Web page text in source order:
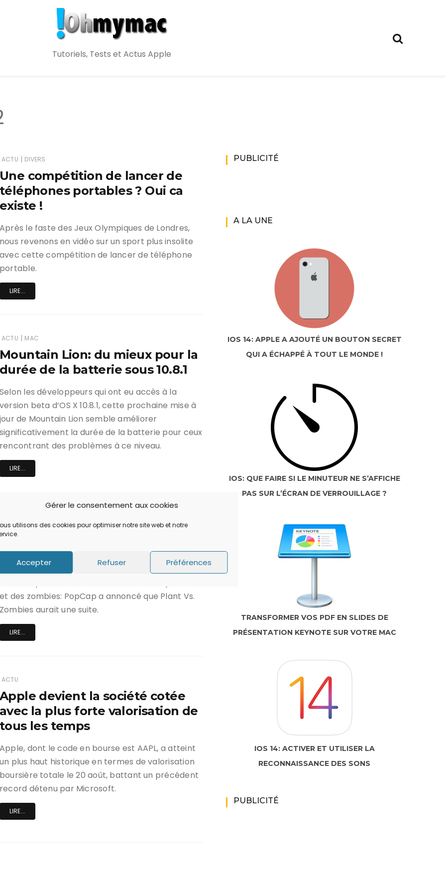
Gérer le consentement aux cookies
utilisons des cookies pour optimiser notre site web et notre
Accepter Refuser Préférences
Tutoriels, Tests et Actus Apple
ACTU | DIVERS
compétition de lancer de
portables ? Oui ca
!
le faste des Jeux Olympiques de Londres,
revenons en vidéo sur un sport plus insolite
cette compétition de lancer de téléphone
LIRE...
ACTU | MAC
Lion: du mieux pour la
de la batterie sous 10.8.1
les développeurs qui ont eu accès à la
beta d’OS X 10.8.1, cette prochaine mise à
de Mountain Lion semble améliorer
la durée de la batterie pour ceux
des problèmes à ce niveau.
LIRE...
Vs. Zombies 2 est
une nouvelle qui ravira les fans de ce Tower
des zombies: PopCap a annoncé que Plant Vs.
aurait une suite.
LIRE...
ACTU
devient la société cotée
la plus forte valorisation de
les temps
dont le code en bourse est AAPL, a atteint
plus haut historique en termes de valorisation
totale le 20 août, battant un précédent
détenu par Microsoft.
LIRE...
PUBLICITÉ
A LA UNE
IOS 14: APPLE A AJOUTÉ UN BOUTON SECRET
QUI A ÉCHAPPÉ À TOUT LE MONDE !
IOS: QUE FAIRE SI LE MINUTEUR NE S’AFFICHE
PAS SUR L’ÉCRAN DE VERROUILLAGE ?
TRANSFORMER VOS PDF EN SLIDES DE
PRÉSENTATION KEYNOTE SUR VOTRE MAC
IOS 14: ACTIVER ET UTILISER LA
RECONNAISSANCE DES SONS
PUBLICITÉ